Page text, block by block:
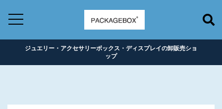
ジュエリー・アクセサリーボックス・ディスプレイの卸販売ショ
ップ